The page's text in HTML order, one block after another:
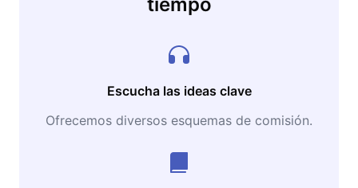
Escucha las ideas clave
Ofrecemos diversos esquemas de comisión.